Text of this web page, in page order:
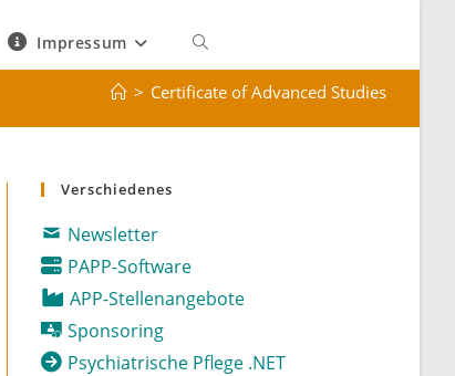
Impressum Website-
Suche
> Certificate of Advanced Studies
Verschiedenes
Newsletter
PAPP-Software
APP-Stellenangebote
Sponsoring
Psychiatrische Pflege .NET